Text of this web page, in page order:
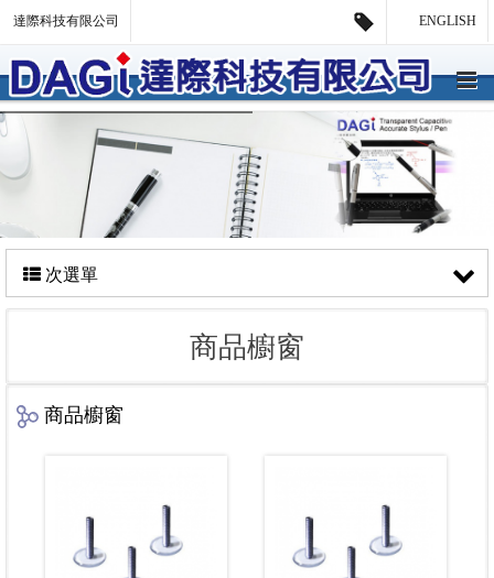
ENGLISH
達際科技有限公司
次選單
商品櫥窗
商品櫥窗